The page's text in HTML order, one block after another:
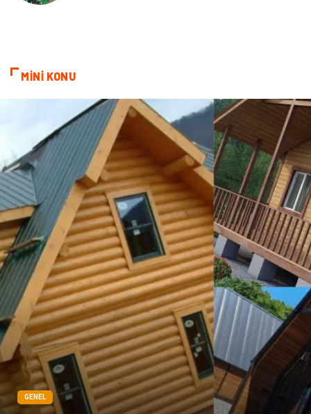
televizyon
Bebek Giyim Dernekler ve Birlikler
çiçek İnternet
Tarım & Hayvancılık Endüstriyel Ürünler
MİNİ KONU
GENEL